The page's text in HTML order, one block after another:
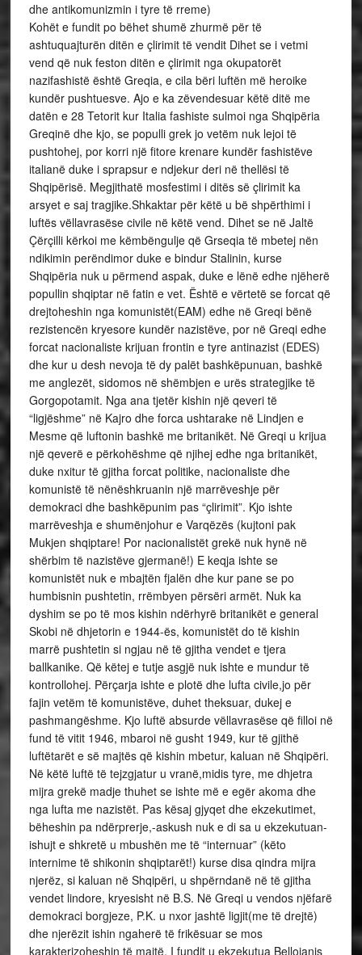
dhe antikomunizmin i tyre të rreme)
Kohët e fundit po bëhet shumë zhurmë për të
ashtuquajturën ditën e çlirimit të vendit Dihet se i vetmi
vend që nuk feston ditën e çlirimit nga okupatorët
nazifashistë është Greqia, e cila bëri luftën më heroike
kundër pushtuesve. Ajo e ka zëvendesuar këtë ditë me
datën e 28 Tetorit kur Italia fashiste sulmoi nga Shqipëria
Greqinë dhe kjo, se populli grek jo vetëm nuk lejoi të
pushtohej, por korri një fitore krenare kundër fashistëve
italianë duke i sprapsur e ndjekur deri në thellësi të
Shqipërisë. Megjithatë mosfestimi i ditës së çlirimit ka
arsyet e saj tragjike.Shkaktar për këtë u bë shpërthimi i
luftës vëllavrasëse civile në këtë vend. Dihet se në Jaltë
Çërçilli kërkoi me këmbëngulje që Grseqia të mbetej nën
ndikimin perëndimor duke e bindur Stalinin, kurse
Shqipëria nuk u përmend aspak, duke e lënë edhe njëherë
popullin shqiptar në fatin e vet. Është e vërtetë se forcat që
drejtoheshin nga komunistët(EAM) edhe në Greqi bënë
rezistencën kryesore kundër nazistëve, por në Greqi edhe
forcat nacionaliste krijuan frontin e tyre antinazist (EDES)
dhe kur u desh nevoja të dy palët bashkëpunuan, bashkë
me anglezët, sidomos në shëmbjen e urës strategjike të
Gorgopotamit. Nga ana tjetër kishin një qeveri të
“ligjëshme” në Kajro dhe forca ushtarake në Lindjen e
Mesme që luftonin bashkë me britanikët. Në Greqi u krijua
një qeverë e përkohëshme që njihej edhe nga britanikët,
duke nxitur të gjitha forcat politike, nacionaliste dhe
komunistë të nënëshkruanin një marrëveshje për
demokraci dhe bashkëpunim pas “çlirimit”. Kjo ishte
marrëveshja e shumënjohur e Varqëzës (kujtoni pak
Mukjen shqiptare! Por nacionalistët grekë nuk hynë në
shërbim të nazistëve gjermanë!) E keqja ishte se
komunistët nuk e mbajtën fjalën dhe kur pane se po
humbisnin pushtetin, rrëmbyen përsëri armët. Nuk ka
dyshim se po të mos kishin ndërhyrë britanikët e general
Skobi në dhjetorin e 1944-ës, komunistët do të kishin
marrë pushtetin si ngjau në të gjitha vendet e tjera
ballkanike. Që këtej e tutje asgjë nuk ishte e mundur të
kontrollohej. Përçarja ishte e plotë dhe lufta civile,jo për
fajin vetëm të komunistëve, duhet theksuar, dukej e
pashmangëshme. Kjo luftë absurde vëllavrasëse që filloi në
fund të vitit 1946, mbaroi në gusht 1949, kur të gjithë
luftëtarët e së majtës që kishin mbetur, kaluan në Shqipëri.
Në këtë luftë të tejzgjatur u vranë,midis tyre, me dhjetra
mijra grekë madje thuhet se ishte më e egër akoma dhe
nga lufta me nazistët. Pas kësaj gjyqet dhe ekzekutimet,
bëheshin pa ndërprerje,-askush nuk e di sa u ekzekutuan-
ishujt e shkretë u mbushën me të “internuar” (këto
internime të shikonin shqiptarët!) kurse disa qindra mijra
njerëz, si kaluan në Shqipëri, u shpërndanë në të gjitha
vendet lindore, kryesisht në B.S. Në Greqi u vendos njëfarë
demokraci borgjeze, P.K. u nxor jashtë ligjit(me të drejtë)
dhe njerëzit ishin ngaherë të frikësuar se mos
karakterizoheshin të majtë. I fundit u ekzekutua Bellojanis